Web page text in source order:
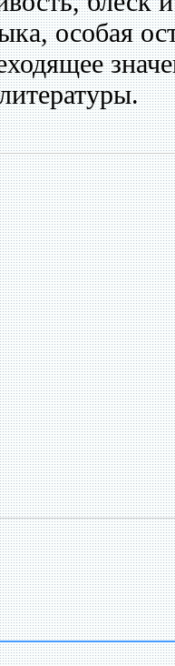
особая